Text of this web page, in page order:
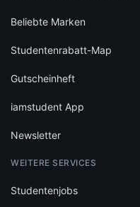
Beliebte Marken
Studentenrabatt-Map
Gutscheinheft
iamstudent App
Newsletter
WEITERE SERVICES
Studentenjobs